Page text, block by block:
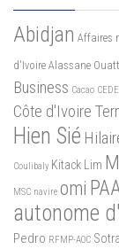
Abidjan Affaires
d'Ivoire Alassane
Business Cacao
Côte d'Ivoire
Hien Sié
Coulibaly Kitack Lim
MSC navire omi
autonome
Pedro RFMP-AOC Sotra